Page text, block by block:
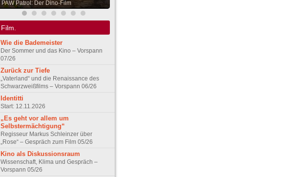
PAW Patrol: Der Dino-Film
Film.
Wie die Bademeister
Der Sommer und das Kino – Vorspann
07/26
Zurück zur Tiefe
„Vaterland“ und die Renaissance des
Schwarzweißfilms – Vorspann 06/26
Identitti
Start: 12.11.2026
„Es geht vor allem um
Selbstermächtigung“
Regisseur Markus Schleinzer über
„Rose“ – Gespräch zum Film 05/26
Kino als Diskussionsraum
Wissenschaft, Klima und Gespräch –
Vorspann 05/26